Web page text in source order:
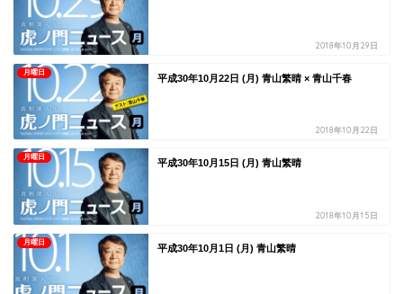
2018年10月29日
月曜日
平成30年10月22日 (月) 青山繁晴 × 青山千春
2018年10月22日
月曜日
平成30年10月15日 (月) 青山繁晴
2018年10月15日
月曜日
平成30年10月1日 (月) 青山繁晴